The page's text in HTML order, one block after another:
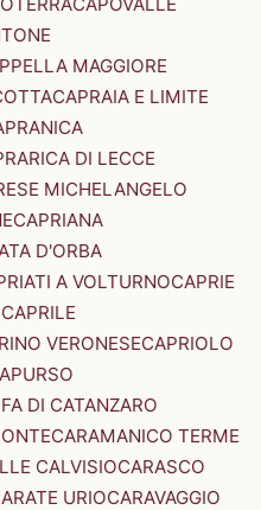
MAGGIORE
CAPRAIA E LIMITE
DI LECCE
MICHELANGELO
CAPRIANA
D'ORBA
A VOLTURNOCAPRIE
CAPRILE
VERONESECAPRIOLO
DI CATANZARO
CARAMANICO TERME
CALVISIOCARASCO
URIOCARAVAGGIO